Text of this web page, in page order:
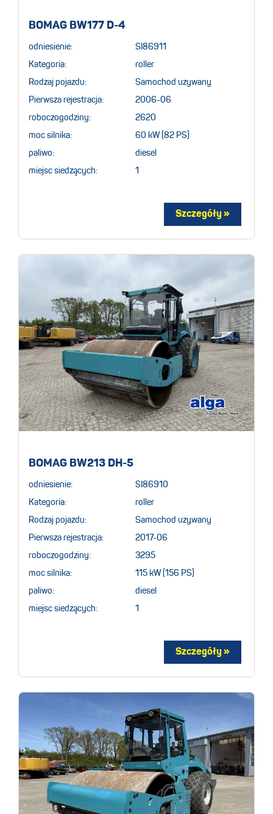
BOMAG BW177 D-4
odniesienie: SI86911
Kategoria: roller
Rodzaj pojazdu: Samochod uzywany
Pierwsza rejestracja: 2006-06
roboczogodziny: 2620
moc silnika: 60 kW (82 PS)
paliwo: diesel
miejsc siedzących: 1
BOMAG BW213 DH-5
odniesienie: SI86910
Kategoria: roller
Rodzaj pojazdu: Samochod uzywany
Pierwsza rejestracja: 2017-06
roboczogodziny: 3295
moc silnika: 115 kW (156 PS)
paliwo: diesel
miejsc siedzących: 1